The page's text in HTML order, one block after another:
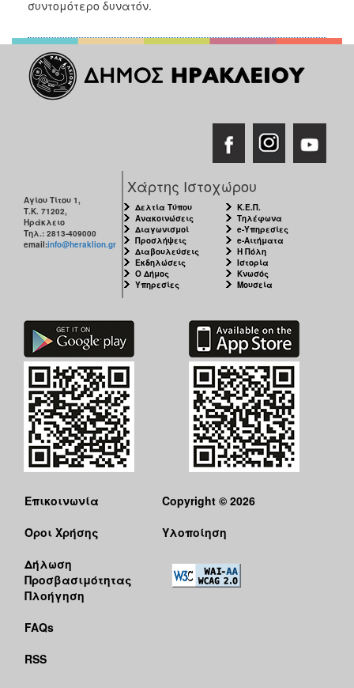
2017
2015
2013
2012
ΑΝΘΕΚΤΙΚΗ
ΠΟΛΗ
συντομότερο δυνατόν.
Αγίου Τίτου 1,
Τ.Κ. 71202,
Ηράκλειο
Τηλ.: 2813-409000
email:info@heraklion.gr
Χάρτης Ιστοχώρου
Δελτία Τύπου
Ανακοινώσεις
Διαγωνισμοί
Προσλήψεις
Διαβουλεύσεις
Εκδηλώσεις
Ο Δήμος
Υπηρεσίες
Κ.Ε.Π.
Τηλέφωνα
e-Υπηρεσίες
e-Αιτήματα
Η Πόλη
Ιστορία
Κνωσός
Μουσεία
Επικοινωνία
Όροι Χρήσης
Δήλωση
Προσβασιμότητας
Πλοήγηση
FAQs
RSS
Copyright © 2026
Υλοποίηση